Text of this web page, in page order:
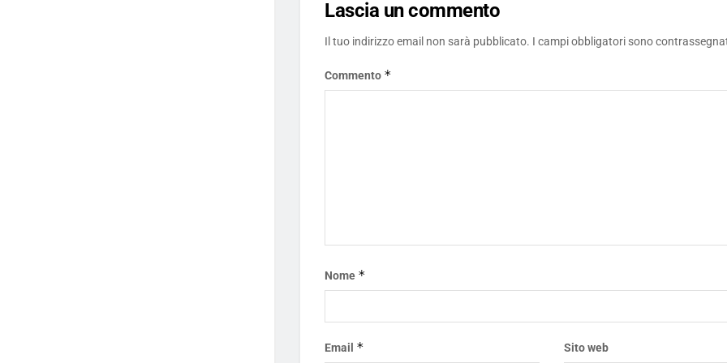
Lascia un commento
Il tuo indirizzo email non sarà pubblicato. I campi obbligatori sono
Commento *
Nome *
Email * Sito web